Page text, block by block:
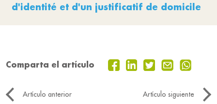
d'identité et d'un justificatif de domicile
Comparta el artículo
Artículo anterior
Artículo siguiente